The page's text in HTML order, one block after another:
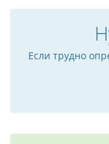
Если трудно